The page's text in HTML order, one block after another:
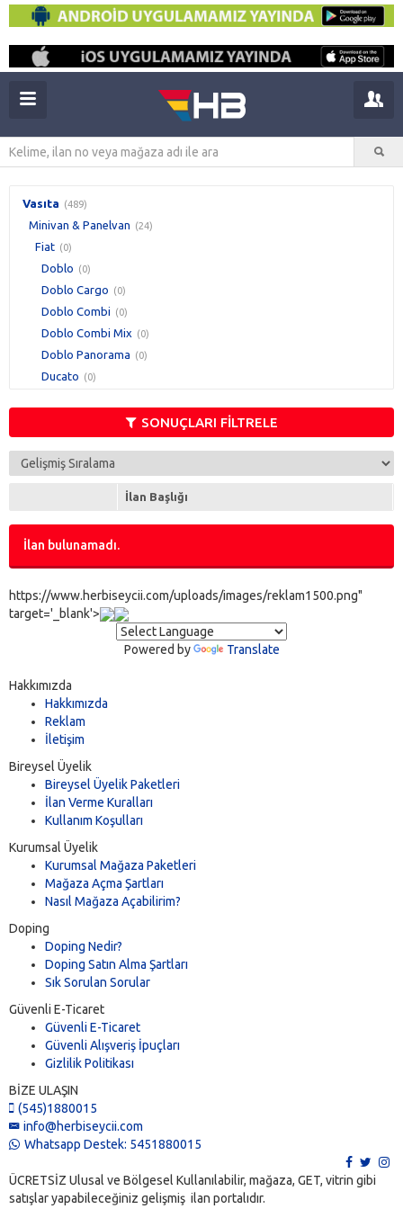
Vasıta (489)
Minivan & Panelvan (24)
Fiat (0)
Doblo (0)
Doblo Cargo (0)
Doblo Combi (0)
Doblo Combi Mix (0)
Doblo Panorama (0)
Ducato (0)
(0)
Fiorino Combi Mix
Fiorino Panorama
Panda Van (0)
Scudo (0)
Ulysse (0)
SONUÇLARI FİLTRELE
İlan Başlığı
İlan bulunamadı.
https://www.herbiseycii.com/uploads/images/reklam1500.png"
target='_blank'>
Powered by Translate
Hakkımızda
Hakkımızda
Reklam
İletişim
Bireysel Üyelik
Bireysel Üyelik Paketleri
İlan Verme Kuralları
Kullanım Koşulları
Kurumsal Üyelik
Kurumsal Mağaza Paketleri
Mağaza Açma Şartları
Nasıl Mağaza Açabilirim?
Doping
Doping Nedir?
Doping Satın Alma Şartları
Sık Sorulan Sorular
Güvenli E-Ticaret
Güvenli E-Ticaret
Güvenli Alışveriş İpuçları
Gizlilik Politikası
BİZE ULAŞIN
(545)1880015
info@herbiseycii.com
Whatsapp Destek: 5451880015
ÜCRETSİZ Ulusal ve Bölgesel Kullanılabilir, mağaza, GET, vitrin gibi
satışlar yapabileceğiniz gelişmiş ilan portalıdır.